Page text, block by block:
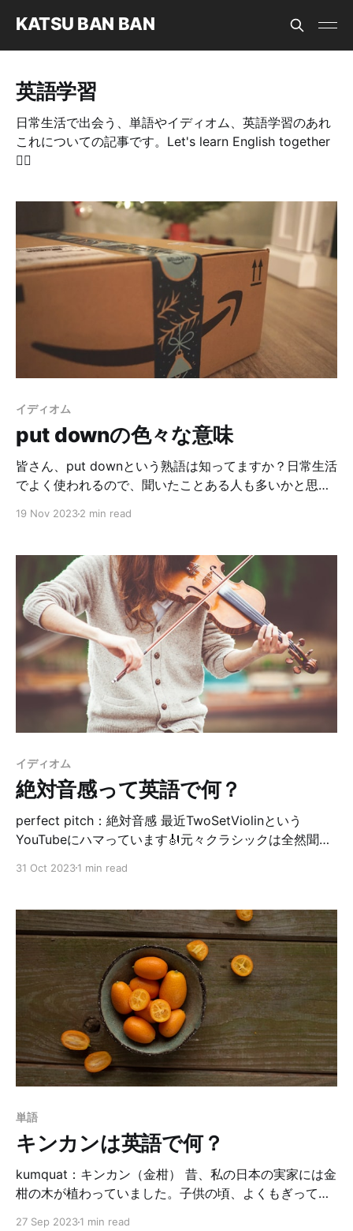
KATSU BAN BAN
英語学習
日常生活で出会う、単語やイディオム、英語学習のあれ
これについての記事です。Let's learn English together
✊🏻
イディオム
put downの色々な意味
皆さん、put downという熟語は知ってますか？日常生活
でよく使われるので、聞いたことある人も多いかと思い
重かったので、下に置いた。 この意味から転じて、下の
様な意味でも使われます！ ①（赤ちゃんを）寝かす、
寝かしつける 最近娘がBlueyというアニメにハマってる
んですが、その中でDaddy Putdownというエピソード
があります。これは、ママが用事で出かけるのでパパが
子供達の寝かしつけをするという話です。最初は
putdownの意味がわからなかったのですが、娘と一緒に
見てから辞書で調べてみると、「寝かしつけをする」と
いう意味があるのを知りました〜。赤ちゃんや子供をベ
ットに置く＝寝かしつけをするという感じですね👶💤
かしつけするの？ ②（名前を）書き留める、予約す
る、登録する
19 Nov 20232 min read
イディオム
絶対音感って英語で何？
perfect pitch：絶対音感 最近TwoSetViolinという
YouTubeにハマっています🎻元々クラシックは全然聞か
オリンかピアノ辺りをやらせたいな〜と。 これがきっか
しまいました😂 何がいいって、YouTuberの2人がいい
感じに可愛らしくて、オタクっぽいところ！（褒めてい
る。笑）クラシック音楽やバイオリンが本当に好きなん
だろうな〜って感じるし、クラシック音楽自体もすごく
興味深い。 面白おかしいビデオもあれば、真剣に語って
いる動画もあったりして飽きずに見れるんだよね☺️ちな
みに一番好きなシリーズが、ファンの人達が作曲した曲
を2人がバイオリンで演奏するやつ。もう、なんていう
か動画全体に才能の塊達が溢れていて…私の知らないす
ごい世界がこの世には広がっているわ…って感動しちゃ
罪悪感がない。（英語の勉強だと自分に言い聞かせてい
る。笑） さて、話はズレましたが、このYouTuberの内
31 Oct 20231 min read
単語
キンカンは英語で何？
kumquat：キンカン（金柑） 昔、私の日本の実家には金
柑の木が植わっていました。子供の頃、よくもぎってお
27 Sep 20231 min read